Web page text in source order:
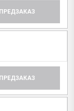
ПРЕДЗАКАЗ
ПРЕДЗАКАЗ